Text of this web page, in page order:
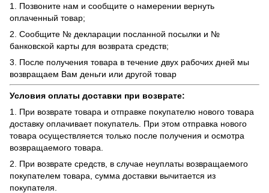
1. Позвоните нам и сообщите о намерении вернуть
оплаченный товар;
2. Сообщите № декларации посланной посылки и №
банковской карты для возврата средств;
3. После получения товара в течение двух рабочих дней мы
возвращаем Вам деньги или другой товар
Условия оплаты доставки при возврате:
1. При возврате товара и отправке покупателю нового товара
доставку оплачивает покупатель. При этом отправка нового
товара осуществляется только после получения и осмотра
возвращаемого товара.
2. При возврате средств, в случае неуплаты возвращаемого
покупателем товара, сумма доставки вычитается из
покупателя.